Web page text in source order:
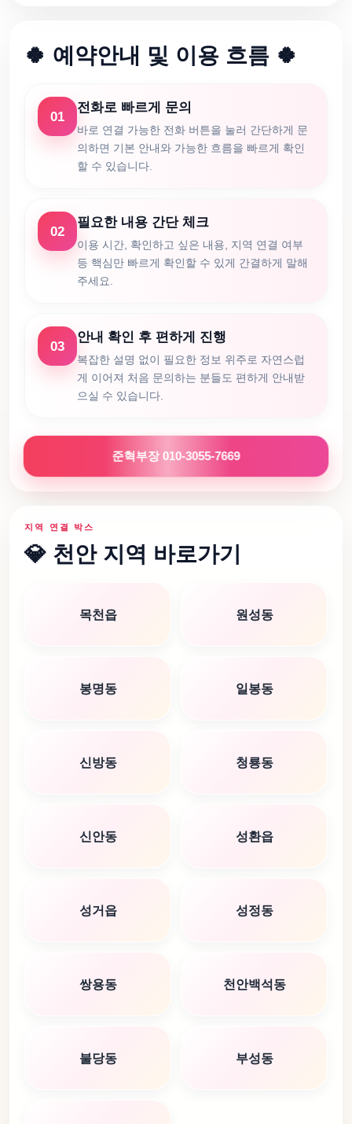
🍀 예약안내 및 이용 흐름 🍀
01
전화로 빠르게 문의
바로 연결 가능한 전화 버튼을 눌러 간단하게 문
의하면 기본 안내와 가능한 흐름을 빠르게 확인
할 수 있습니다.
02
필요한 내용 간단 체크
이용 시간, 확인하고 싶은 내용, 지역 연결 여부
등 핵심만 빠르게 확인할 수 있게 간결하게 말해
주세요.
03
안내 확인 후 편하게 진행
복잡한 설명 없이 필요한 정보 위주로 자연스럽
게 이어져 처음 문의하는 분들도 편하게 안내받
으실 수 있습니다.
준혁부장 010-3055-7669
지역 연결 박스
💎 천안 지역 바로가기
목천읍 원성동
봉명동 일봉동
신방동 청룡동
신안동 성환읍
성거읍 성정동
쌍용동 천안백석동
불당동 부성동